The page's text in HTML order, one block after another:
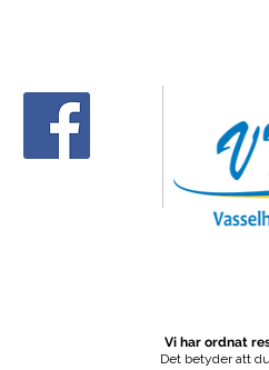
Vi har ordnat
Det betyder att